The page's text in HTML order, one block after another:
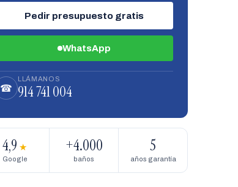
Pedir presupuesto gratis
WhatsApp
☎
LLÁMANOS
914 741 004
4,9 ★
Google
+4.000
baños
5
años garantía